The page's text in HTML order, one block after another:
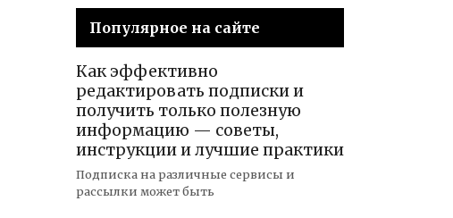
Популярное на сайте
Как эффективно
редактировать подписки и
получить только полезную
информацию — советы,
инструкции и лучшие практики
Подписка на различные сервисы и
рассылки может быть